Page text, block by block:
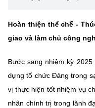
Hoàn thiện thể chế -
giao và làm chủ công
Bước sang nhiệm kỳ
dựng tổ chức Đảng trong
vị thực hiện tốt nhiệm vụ
nhân chính trị trong lãnh